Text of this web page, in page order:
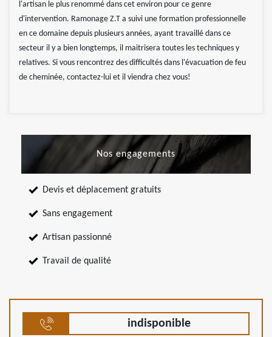
l'artisan le plus renommé dans cet environ pour ce genre
d'intervention. Ramonage Z.T a suivi une formation professionnelle
en ce domaine depuis plusieurs années, ayant travaillé dans ce
secteur il y a bien longtemps, il maitrisera toutes les techniques y
relatives. Si vous rencontrez des difficultés dans l'évacuation de feu
de cheminée, contactez-lui et il viendra chez vous!
Nos engagements
Devis et déplacement gratuits
Sans engagement
Artisan passionné
Travail de qualité
indisponible